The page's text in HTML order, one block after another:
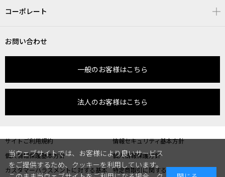
コーポレート
お問い合わせ
一般のお客様はこちら
法人のお客様はこちら
サイトご利用規約
情報セキュリティ基本方針
個人情報保護基本方針
個人情報保護方針
カスタマーハラスメントに対する基本
特定商取引に関する表記
当ウェブサイトでは、お客様により良いサービス
をご提供するため、クッキーを利用しています。